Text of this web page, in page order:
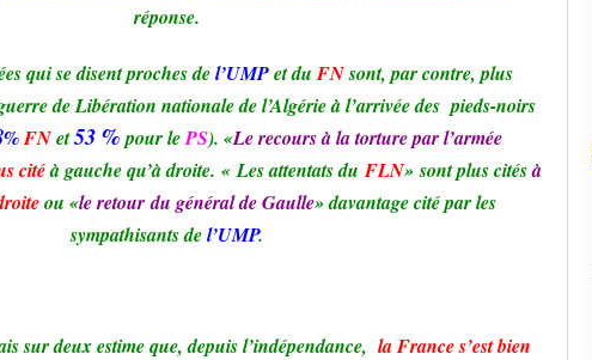
réponse.
qui se disent proches del’UMPet duFNsont, par contre, plus
de Libération nationale de l’Algérie à l’arrivée des pieds-noirs
%FNet53 %pour lePS). «Le recours à la torture par l’armée
citéà gauche qu’à droite. « Les attentats du FLN» sont plus citésà
ou «le retour du général de Gaulle» davantage cité par les
sympathisants del’UMP.
sur deux estime que, depuis l’indépendance, la France s’est bien